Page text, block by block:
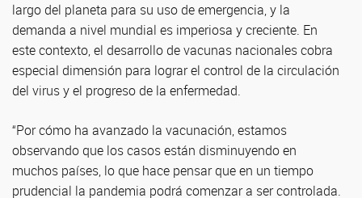
largo del planeta para su uso de emergencia, y la
demanda a nivel mundial es imperiosa y creciente. En
este contexto, el desarrollo de vacunas nacionales cobra
especial dimensión para lograr el control de la circulación
del virus y el progreso de la enfermedad.
“Por cómo ha avanzado la vacunación, estamos
observando que los casos están disminuyendo en
muchos países, lo que hace pensar que en un tiempo
prudencial la pandemia podrá comenzar a ser controlada.